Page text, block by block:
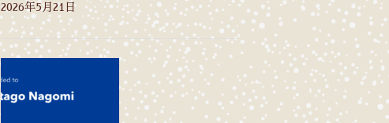
2026年5月21日